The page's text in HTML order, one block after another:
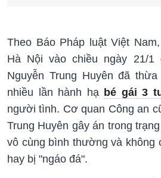
Theo Báo Pháp luật Việt
Hà Nội vào chiều ngày 21/
Nguyễn Trung Huyên đã
nhiều lần hành hạ bé gái 3
người tình. Cơ quan Công an
Trung Huyên gây án trong
vô cùng bình thường và không
hay bị "ngáo đá".